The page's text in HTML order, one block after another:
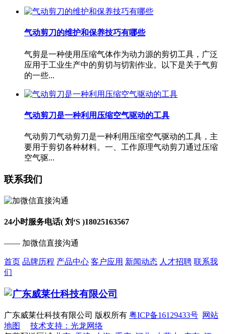
气动剪刀的维护和保养技巧有哪些
气剪是一种使用压缩气体作为动力源的剪切工具，广泛
应用于工业生产中的剪切与切割作业。以下是关于气剪
的一些...
气动剪刀是一种利用压缩空气驱动的工具
气动剪刀气动剪刀是一种利用压缩空气驱动的工具，主
要用于剪切各种材料。一、工作原理气动剪刀通过压缩
空气驱...
联系我们
24小时服务电话( 刘‘S )18025163567
—— 加微信直接沟通
首页 品牌历程 产品中心 客户应用 新闻动态 人才招聘 联系我
们
广东威莱仕科技有限公司 版权所有 粤ICP备16129433号 网站
地图
技术支持：光龙网络